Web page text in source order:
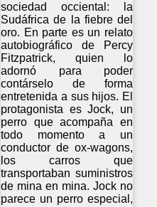
sociedad occiental: la
Sudáfrica de la fiebre del
oro. En parte es un relato
autobiográfico de Percy
Fitzpatrick, quien lo
adornó para poder
contárselo de forma
entretenida a sus hijos. El
protagonista es Jock, un
perro que acompaña en
todo momento a un
conductor de ox-wagons,
los carros que
transportaban suministros
de mina en mina. Jock no
parece un perro especial,